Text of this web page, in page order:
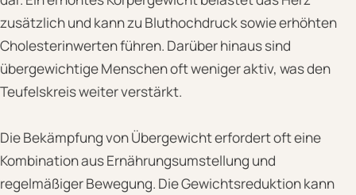
zusätzlich und kann zu Bluthochdruck sowie erhöhten
Cholesterinwerten führen. Darüber hinaus sind
übergewichtige Menschen oft weniger aktiv, was den
Teufelskreis weiter verstärkt.
Die Bekämpfung von Übergewicht erfordert oft eine
Kombination aus Ernährungsumstellung und
regelmäßiger Bewegung. Die Gewichtsreduktion kann